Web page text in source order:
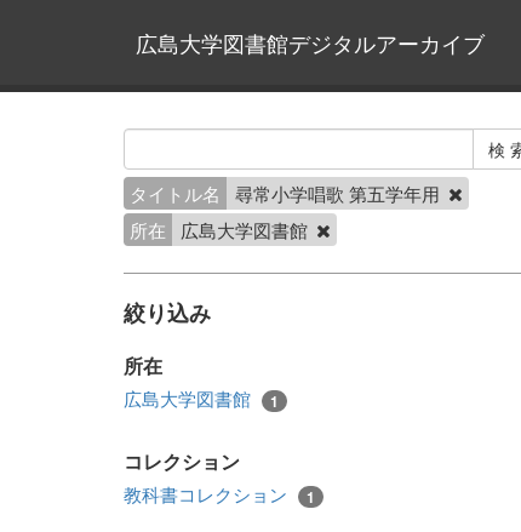
広島大学図書館デジタルアーカイブ
タイトル名
尋常小学唱歌 第五学年用
所在
広島大学図書館
絞り込み
所在
広島大学図書館 1
コレクション
教科書コレクション 1